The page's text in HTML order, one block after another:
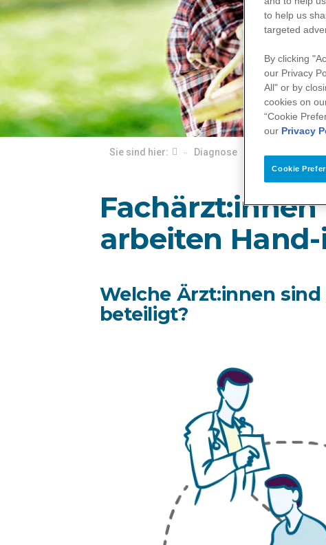
Sie sind hier: Diagnose
Fachärzt:innen
arbeiten
Welche Ärzt:innen
beteiligt?
to help us
targeted
By clicking
our Privacy
All" or by
cookies on
“Cookie
our Privacy
Cookie